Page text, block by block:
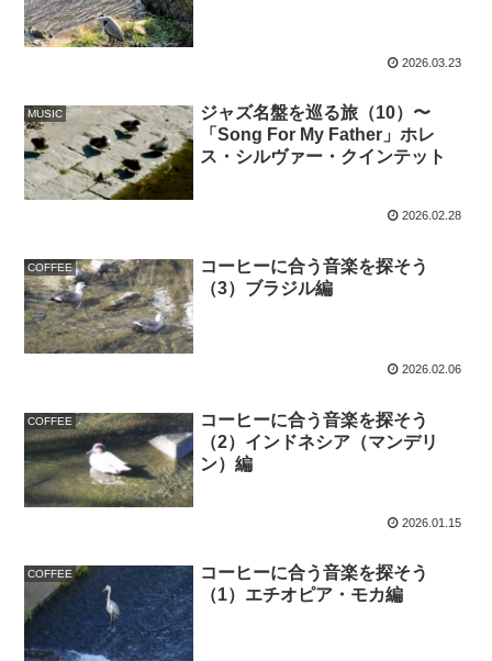
2026.03.23
MUSIC
ジャズ名盤を巡る旅（10）〜
「Song For My Father」ホレ
ス・シルヴァー・クインテット
2026.02.28
COFFEE
コーヒーに合う音楽を探そう
（3）ブラジル編
2026.02.06
COFFEE
コーヒーに合う音楽を探そう
（2）インドネシア（マンデリ
ン）編
2026.01.15
COFFEE
コーヒーに合う音楽を探そう
（1）エチオピア・モカ編